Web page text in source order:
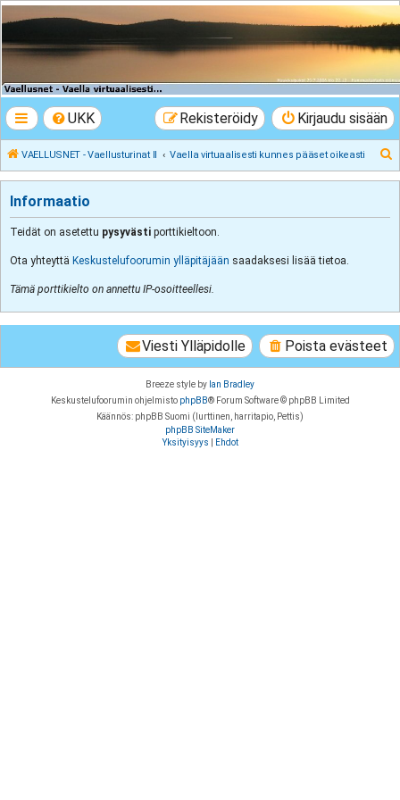
VAELLUSNET -
Vaellusturinat II
UKK Kirjaudu sisään
Rekisteröidy
VAELLUSNET - Vaellusturinat II Vaella virtuaalisesti kunnes pääset oikeasti
Informaatio
Teidät on asetettu pysyvästi porttikieltoon.
Ota yhteyttä Keskustelufoorumin ylläpitäjään saadaksesi lisää tietoa.
Tämä porttikielto on annettu IP-osoitteellesi.
Poista evästeet
Viesti Ylläpidolle
Breeze style by Ian Bradley
Keskustelufoorumin ohjelmisto phpBB® Forum Software © phpBB Limited
Käännös: phpBB Suomi (lurttinen, harritapio, Pettis)
phpBB SiteMaker
Yksityisyys
Ehdot